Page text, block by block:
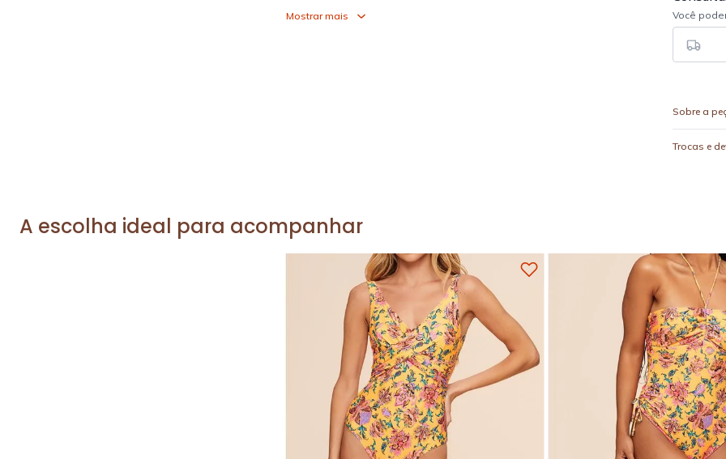
Mostrar mais
Sobre a
Trocas e
A escolha ideal para acompanhar